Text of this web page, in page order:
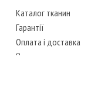
Каталог тканин
Гарантії
Оплата і доставка
Повернення товару